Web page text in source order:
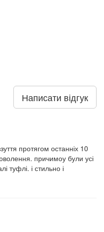
Написати відгук
протягом останніх 10
причимоу були усі
туфлі. і стильно і